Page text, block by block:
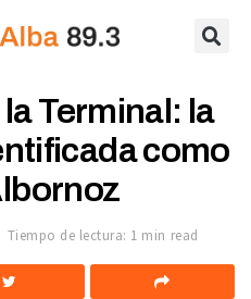
Terminal: la
como
Tiempo de lectura: 1 min read